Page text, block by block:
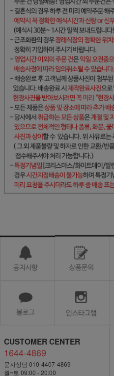
CUSTOMER CENTER
1644-4869
문자상담 010-4407-4869
월~토 09:00 - 20:00